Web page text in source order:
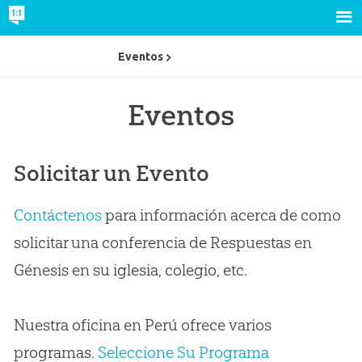
Eventos
Solicitar un Evento
Contáctenospara información acerca de como
solicitar una conferencia de Respuestas en
Génesis en su iglesia, colegio, etc.
Nuestra oficina en Perú ofrece varios
programas. Seleccione Su Programa
Eventos